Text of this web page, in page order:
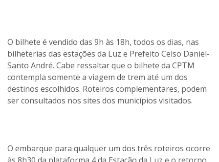
O bilhete é vendido das 9h às 18h, todos os dias, nas
bilheterias das estações da Luz e Prefeito Celso Daniel-
Santo André. Cabe ressaltar que o bilhete da CPTM
contempla somente a viagem de trem até um dos
destinos escolhidos. Roteiros complementares, podem
ser consultados nos sites dos municípios visitados.
O embarque para qualquer um dos três roteiros ocorre